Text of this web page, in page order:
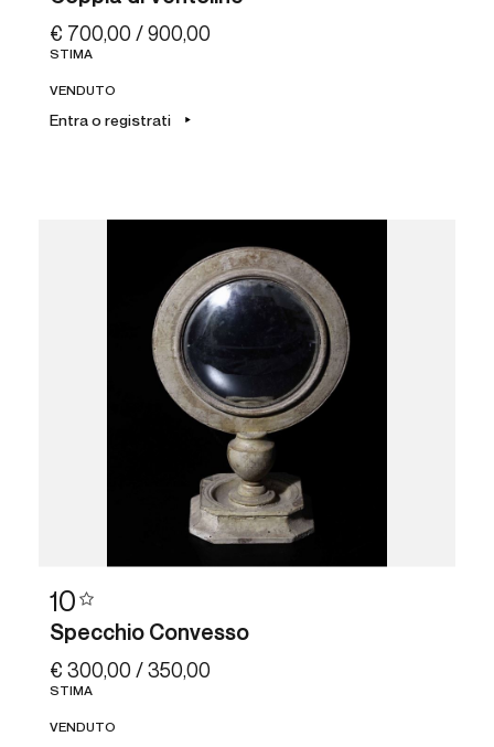
€ 700,00 / 900,00
STIMA
VENDUTO
Entra o registrati
10
Specchio Convesso
€ 300,00 / 350,00
STIMA
VENDUTO